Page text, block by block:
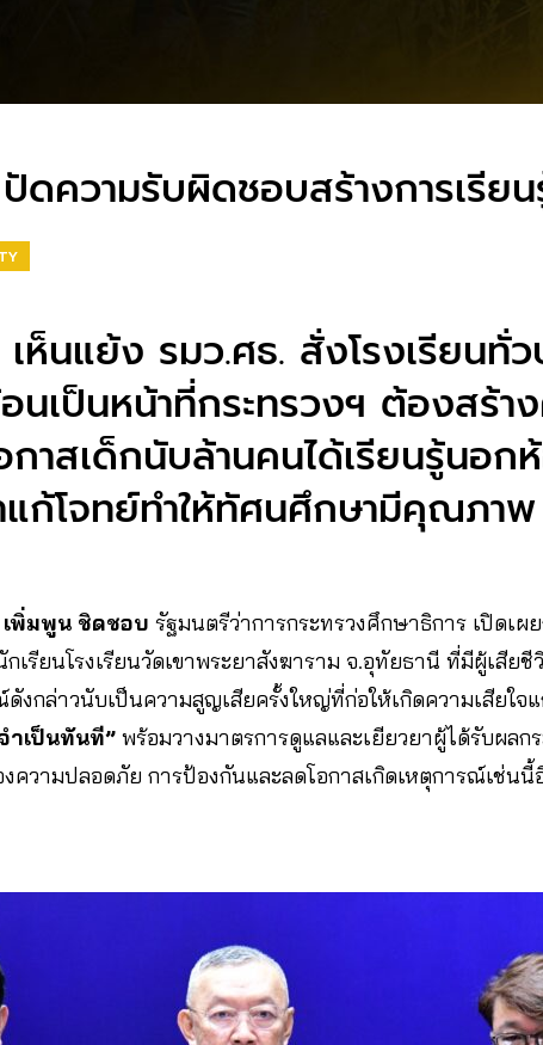
ดความรับผิดชอบสร้างการเรีย
เห็นแย้ง รมว.ศธ. สั่งโรงเรียนทั่
นเป็นหน้าที่กระทรวงฯ ต้องสร้า
าสเด็กนับล้านคนได้เรียนรู้นอก
ก้โจทย์ทำให้ทัศนศึกษามีคุณภา
เพิ่มพูน ชิดชอบ รัฐมนตรีว่าการกระทรวงศึกษาธิการ เปิดเผ
รียนโรงเรียนวัดเขาพระยาสังฆาราม จ.อุทัยธานี ที่มีผู้เสียชี
งกล่าวนับเป็นความสูญเสียครั้งใหญ่ที่ก่อให้เกิดความเสียใจ
ำเป็น​ทันที” พร้อมวางมาตรการดูแลและเยียวยาผู้ได้รับผลก
ความปลอดภัย การป้องกันและลดโอกาสเกิดเหตุการณ์เช่นนี้